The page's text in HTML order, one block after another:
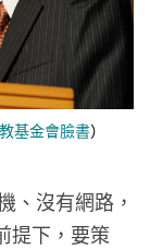
基金會臉書）
、沒有網路，
提下，要策